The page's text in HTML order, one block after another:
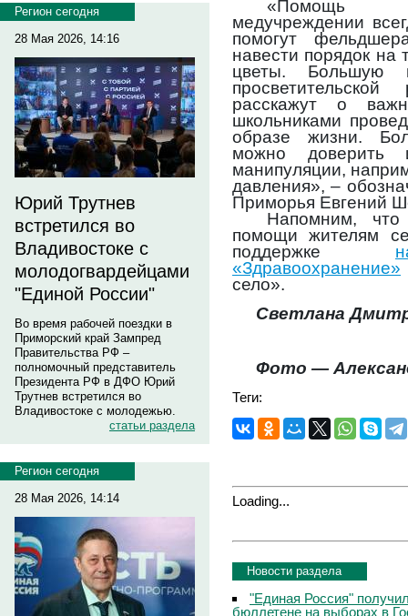
Регион сегодня
28 Мая 2026, 14:16
Юрий Трутнев
встретился во
Владивостоке с
молодогвардейцами
"Единой России"
Во время рабочей поездки в
Приморский край Зампред
Правительства РФ –
полномочный представитель
Президента РФ в ДФО Юрий
Трутнев встретился во
Владивостоке с молодежью.
статьи раздела
Регион сегодня
28 Мая 2026, 14:14
«Помощь
медучреждении
помогут
навести порядок
цветы. Большую
расскажут о
школьниками
образе жизни.
можно доверить
манипуляции,
давления», –
Приморья Евгений
Напомним, что
помощи жителям
поддержке
«Здравоохранение»
село».
Светлана
Фото —
Теги:
Loading...
Новости раздела
"Единая Россия"
бюллетене на выборах в